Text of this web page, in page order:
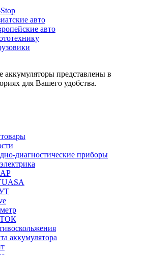
авто
авто
аккумуляторы представлены в
для Вашего удобства.
диагностические приборы
аккумулятора